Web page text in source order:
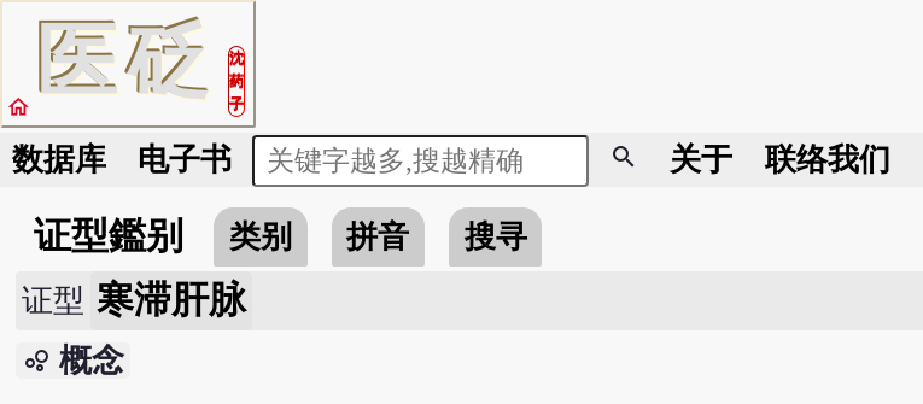
医砭
沈
药
子
home
数据库 电子书 search 关于 联络我们
证型鑑别 类别 拼音 搜寻
证型 寒滞肝脉
bubble_chart 概念